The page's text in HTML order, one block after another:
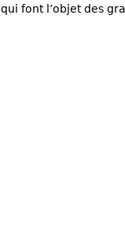
font l’objet des